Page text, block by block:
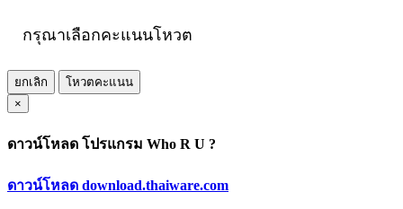
กรุณาเลือกคะแนนโหวต
ยกเลิก
โหวตคะแนน
×
ดาวน์โหลด โปรแกรม Who R U ?
ดาวน์โหลด download.thaiware.com